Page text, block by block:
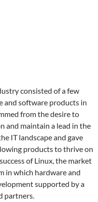
consisted of a few
and software products in
from the desire to
and maintain a lead in the
IT landscape and gave
products to thrive on
of Linux, the market
in which hardware and
supported by a
partners.